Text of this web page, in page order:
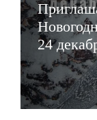
24
ЧИТАТЬ